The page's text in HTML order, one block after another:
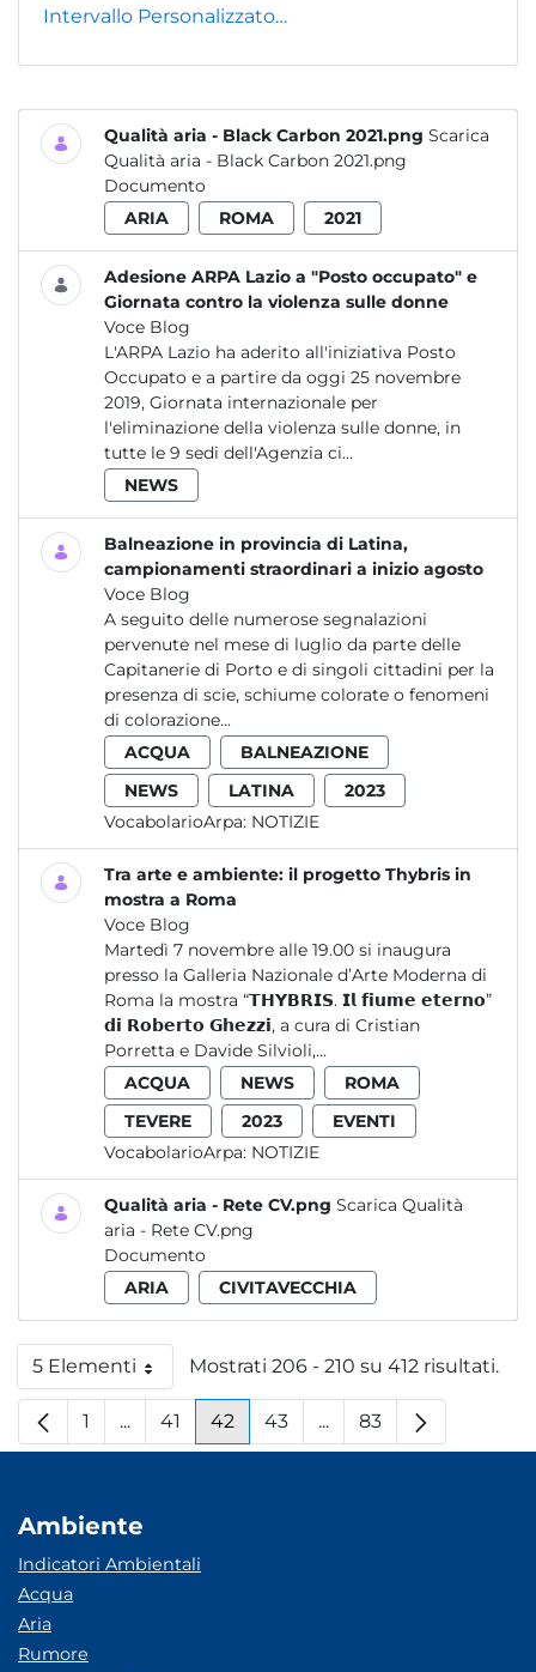
Intervallo Personalizzato…
Qualità aria - Black Carbon 2021.png Scarica
Qualità aria - Black Carbon 2021.png
Documento
ARIA
ROMA 2021
Adesione ARPA Lazio a "Posto occupato" e
Giornata contro la violenza sulle donne
Voce Blog
L'ARPA Lazio ha aderito all'iniziativa Posto
Occupato e a partire da oggi 25 novembre
2019, Giornata internazionale per
l'eliminazione della violenza sulle donne, in
tutte le 9 sedi dell'Agenzia ci...
NEWS
Balneazione in provincia di Latina,
campionamenti straordinari a inizio agosto
Voce Blog
A seguito delle numerose segnalazioni
pervenute nel mese di luglio da parte delle
Capitanerie di Porto e di singoli cittadini per la
presenza di scie, schiume colorate o fenomeni
di colorazione...
ACQUA
BALNEAZIONE
NEWS
LATINA
2023
VocabolarioArpa: NOTIZIE
Tra arte e ambiente: il progetto Thybris in
mostra a Roma
Voce Blog
Martedì 7 novembre alle 19.00 si inaugura
presso la Galleria Nazionale d’Arte Moderna di
Roma la mostra “𝗧𝗛𝗬𝗕𝗥𝗜𝗦. 𝗜𝗹 𝗳𝗶𝘂𝗺𝗲 𝗲𝘁𝗲𝗿𝗻𝗼”
𝗱𝗶 𝗥𝗼𝗯𝗲𝗿𝘁𝗼 𝗚𝗵𝗲𝘇𝘇𝗶, a cura di Cristian
Porretta e Davide Silvioli,...
ACQUA
NEWS
ROMA
TEVERE
2023
EVENTI
VocabolarioArpa: NOTIZIE
Qualità aria - Rete CV.png Scarica Qualità
aria - Rete CV.png
Documento
ARIA
CIVITAVECCHIA
5 ElementiPer paginaMostrati 206 - 210 su 412 risultati.
Pagina
1 ...Pagine intermedie
Pagina
41 Pagina
42 Pagina
43 ...Pagine intermedie
Pagina
83
Ambiente
Indicatori Ambientali
Acqua
Aria
Rumore